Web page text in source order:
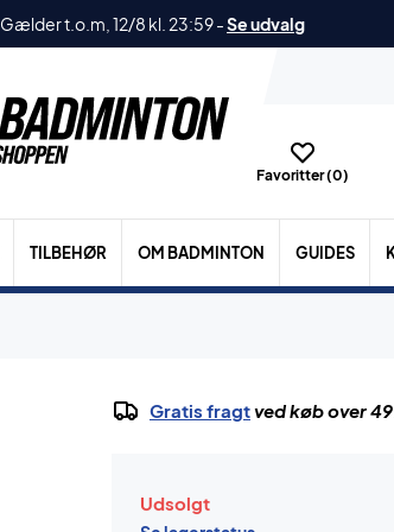
Gælder t.o.m, 12/8 kl. 23:59-Se udvalg
Favoritter (0)
TILBEHØR OM BADMINTON GUIDES
Gratis fragtved køb over
Udsolgt